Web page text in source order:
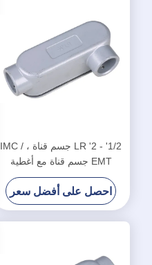
1/2' - 2' LR جسم قناة ، IMC /
EMT جسم قناة مع أغطية
والغسالات
احصل على أفضل سعر